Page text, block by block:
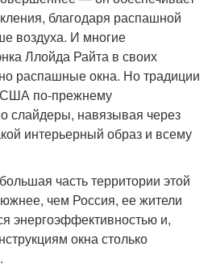
благодаря распашной
воздуха. И многие
Ллойда Райта в своих
распашные окна. Но традиции
США по-прежнему
слайдеры, навязывая через
интерьерный образ и всему
часть территории этой
чем Россия, ее жители
энергоэффективностью и,
окна столько